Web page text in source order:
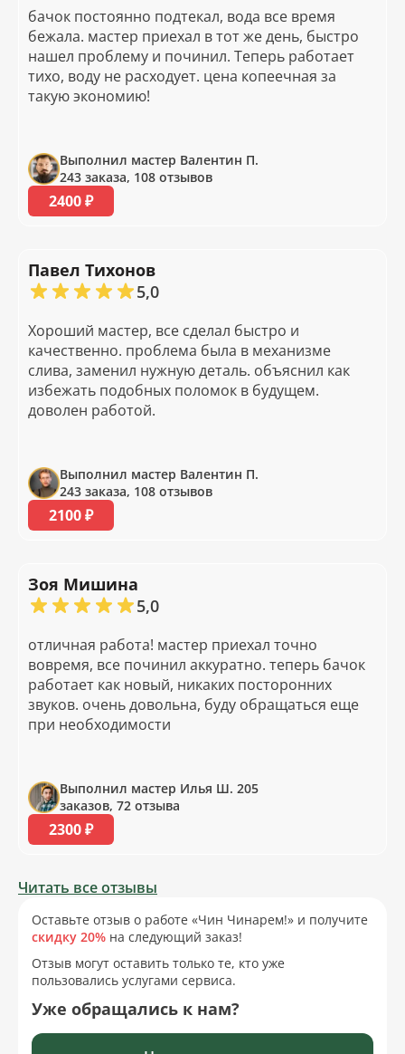
бачок постоянно подтекал, вода все время
бежала. мастер приехал в тот же день, быстро
нашел проблему и починил. Теперь работает
тихо, воду не расходует. цена копеечная за
такую экономию!
Выполнил мастер Валентин П.
243 заказа, 108 отзывов
2400 ₽
Павел Тихонов
5,0
Хороший мастер, все сделал быстро и
качественно. проблема была в механизме
слива, заменил нужную деталь. объяснил как
избежать подобных поломок в будущем.
доволен работой.
Выполнил мастер Валентин П.
243 заказа, 108 отзывов
2100 ₽
Зоя Мишина
5,0
отличная работа! мастер приехал точно
вовремя, все починил аккуратно. теперь бачок
работает как новый, никаких посторонних
звуков. очень довольна, буду обращаться еще
при необходимости
Выполнил мастер Илья Ш. 205
заказов, 72 отзыва
2300 ₽
Читать все отзывы
Оставьте отзыв о работе «Чин Чинарем!» и получите
скидку 20% на следующий заказ!
Отзыв могут оставить только те, кто уже
пользовались услугами сервиса.
Уже обращались к нам?